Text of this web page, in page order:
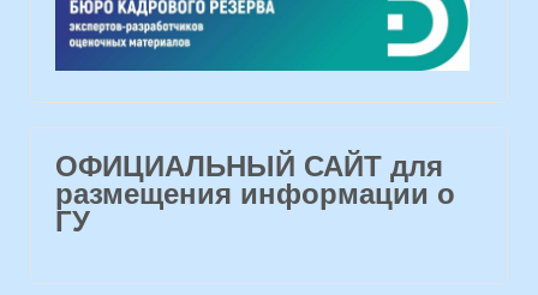
ОФИЦИАЛЬНЫЙ САЙТ для
размещения информации о
ГУ